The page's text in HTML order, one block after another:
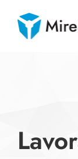
contenuto
Portfolio